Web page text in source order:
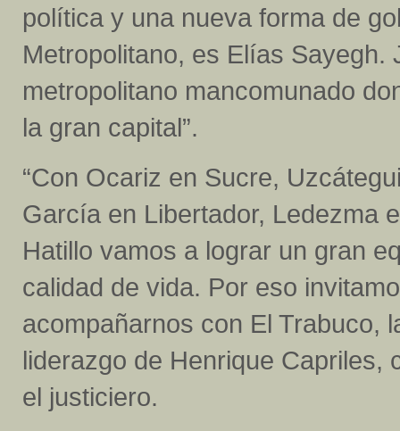
política y una nueva forma de
Metropolitano, es Elías
metropolitano mancomunado
la gran capital”.
“Con Ocariz en Sucre,
García en Libertador, Ledezma
Hatillo vamos a lograr un gran
calidad de vida. Por eso
acompañarnos con El Trabuco,
liderazgo de Henrique Capriles,
el justiciero.